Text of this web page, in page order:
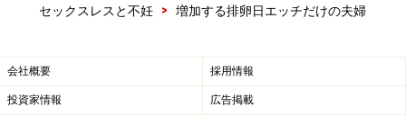
また、逆にそういうのに疎い旦那さんの場合は薬の服用
が難しいケースもあると思いますが……）
セックスレスと不妊
> 増加する排卵日エッチだけの夫婦
会社概要 採用情報
投資家情報 広告掲載